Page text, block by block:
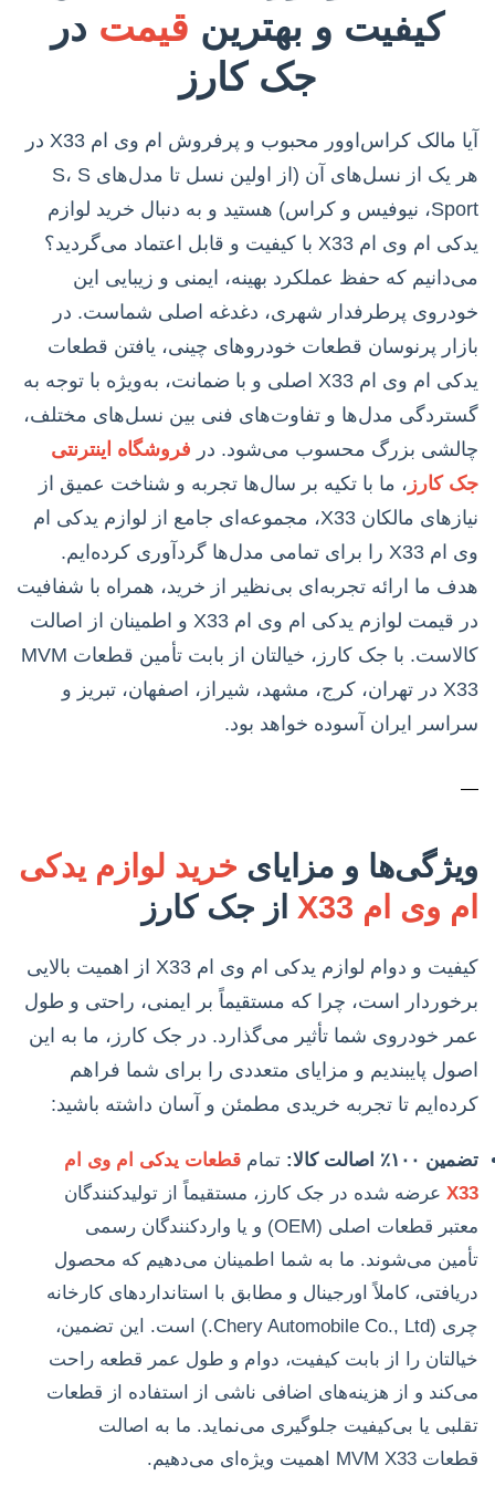
کیفیت و بهترین قیمت در
جک کارز
آیا مالک کراس‌اوور محبوب و پرفروش ام وی ام X33 در
هر یک از نسل‌های آن (از اولین نسل تا مدل‌های S، S
Sport، نیوفیس و کراس) هستید و به دنبال خرید لوازم
یدکی ام وی ام X33 با کیفیت و قابل اعتماد می‌گردید؟
می‌دانیم که حفظ عملکرد بهینه، ایمنی و زیبایی این
خودروی پرطرفدار شهری، دغدغه اصلی شماست. در
بازار پرنوسان قطعات خودروهای چینی، یافتن قطعات
یدکی ام وی ام X33 اصلی و با ضمانت، به‌ویژه با توجه به
گستردگی مدل‌ها و تفاوت‌های فنی بین نسل‌های مختلف،
چالشی بزرگ محسوب می‌شود. در فروشگاه اینترنتی
جک کارز ، ما با تکیه بر سال‌ها تجربه و شناخت عمیق از
نیازهای مالکان X33، مجموعه‌ای جامع از لوازم یدکی ام
وی ام X33 را برای تمامی مدل‌ها گردآوری کرده‌ایم.
هدف ما ارائه تجربه‌ای بی‌نظیر از خرید، همراه با شفافیت
در قیمت لوازم یدکی ام وی ام X33 و اطمینان از اصالت
کالاست. با جک کارز، خیالتان از بابت تأمین قطعات MVM
X33 در تهران، کرج، مشهد، شیراز، اصفهان، تبریز و
سراسر ایران آسوده خواهد بود.
—
ویژگی‌ها و مزایای خرید لوازم یدکی
ام وی ام X33
از جک کارز
کیفیت و دوام لوازم یدکی ام وی ام X33 از اهمیت بالایی
برخوردار است، چرا که مستقیماً بر ایمنی، راحتی و طول
عمر خودروی شما تأثیر می‌گذارد. در جک کارز، ما به این
اصول پایبندیم و مزایای متعددی را برای شما فراهم
کرده‌ایم تا تجربه خریدی مطمئن و آسان داشته باشید:
تضمین ۱۰۰٪ اصالت کالا: تمام قطعات یدکی ام وی ام
X33 عرضه شده در جک کارز، مستقیماً از تولیدکنندگان
معتبر قطعات اصلی (OEM) و یا واردکنندگان رسمی
تأمین می‌شوند. ما به شما اطمینان می‌دهیم که محصول
دریافتی، کاملاً اورجینال و مطابق با استانداردهای کارخانه
چری (Chery Automobile Co., Ltd.) است. این تضمین،
خیالتان را از بابت کیفیت، دوام و طول عمر قطعه راحت
می‌کند و از هزینه‌های اضافی ناشی از استفاده از قطعات
تقلبی یا بی‌کیفیت جلوگیری می‌نماید. ما به اصالت
قطعات MVM X33 اهمیت ویژه‌ای می‌دهیم.